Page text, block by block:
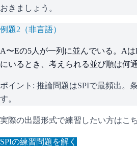
おきましょう。
例題2 （非言語）
A〜Eの5人が一列に並んでいる。A
にいるとき、考えられる並び順は何通
ポイント: 推論問題はSPIで最頻出。
す。
実際の出題形式で練習したい方はこ
SPIの練習問題を解く